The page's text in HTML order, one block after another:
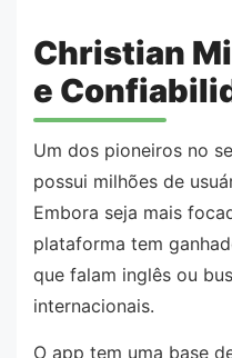
Christian
e
Um dos pioneiros no
possui milhões de
Embora seja mais
plataforma tem
que falam inglês ou
internacionais.
O app tem uma base